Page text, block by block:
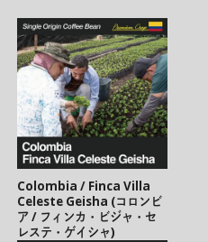
Colombia / Finca Villa
Celeste Geisha (コロンビ
ア / フィンカ・ビジャ・セ
レステ・ゲイシャ)